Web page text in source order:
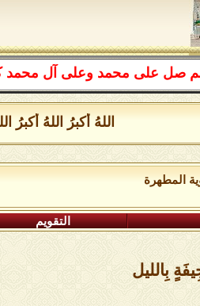
صل على محمد وعلى آل محمد كما
اللهُ أكبرُ اللهُ أكبرُ
المطهرة
التقويم
بِالليل